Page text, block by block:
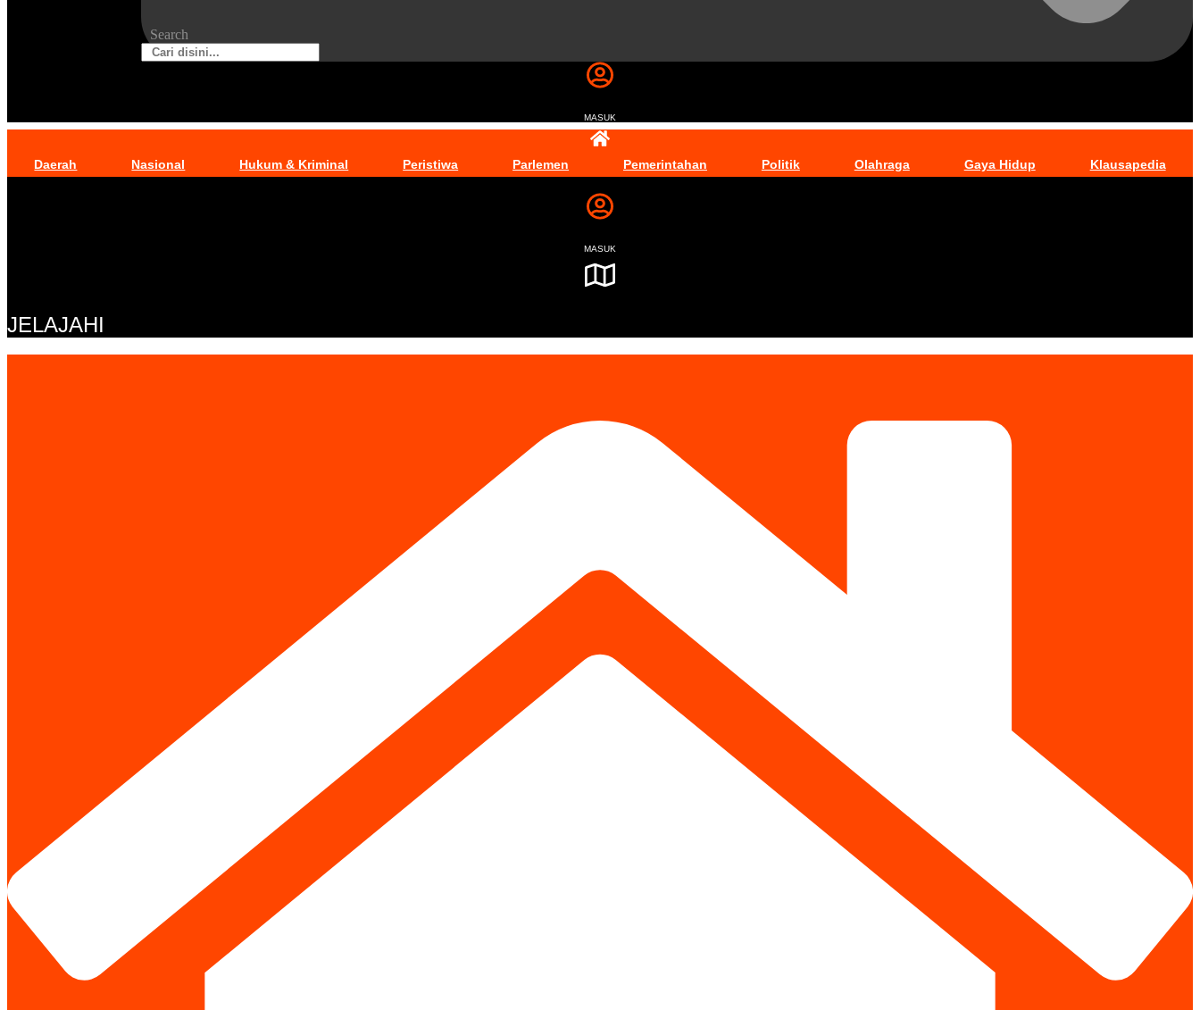
Search
MASUK
Daerah Nasional Hukum & Kriminal Peristiwa Parlemen Pemerintahan Politik Olahraga Gaya Hidup Klausapedia
MASUK
JELAJAHI